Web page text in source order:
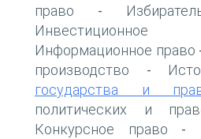
право -
Инвестиционное
Информационное право
производство -
государства и
политических и
Конкурсное право -